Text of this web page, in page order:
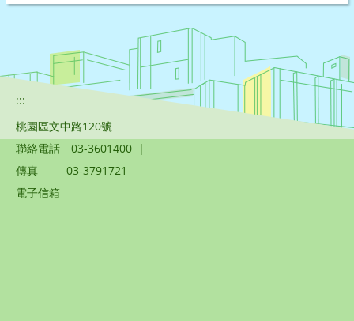
:::
桃園區文中路120號
聯絡電話
03-3601400 |
傳真
03-3791721
電子信箱